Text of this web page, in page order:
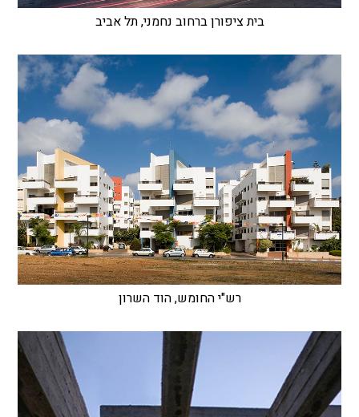
בית ציפורן ברחוב נחמני, תל אביב
רש"י החומש, הוד השרון